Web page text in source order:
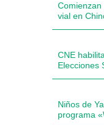
vial en
CNE
Elecciones
Niños de
programa